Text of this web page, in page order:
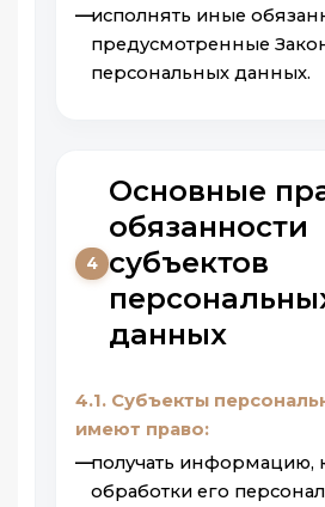
исполнять иные
предусмотренные
персональных данных.
4
Основные
обязанности
субъектов
данных
4.1. Субъекты
имеют право:
получать информацию,
обработки его